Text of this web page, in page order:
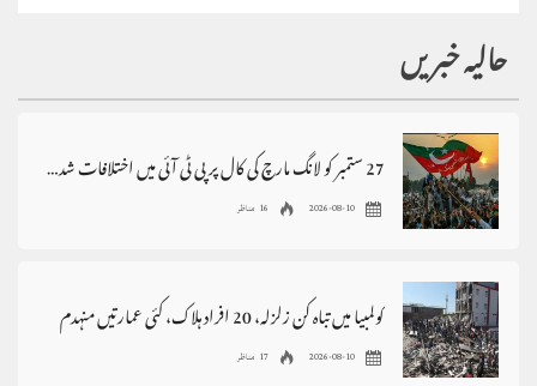
حالیہ خبریں
27 ستمبر کو لانگ مارچ کی کال پر پی ٹی آئی میں اختلافات شدت اختیار کرگئے
2026-08-10 16 مناظر
کولمبیا میں تباہ کن زلزلہ، 20 افراد ہلاک، کئی عمارتیں منہدم
2026-08-10 17 مناظر